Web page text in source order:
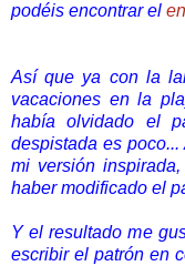
podéis encontrar el
Así que ya con la
vacaciones en la
había olvidado el
despistada es
mi versión
haber modificado el
Y el resultado me
escribir el patrón en